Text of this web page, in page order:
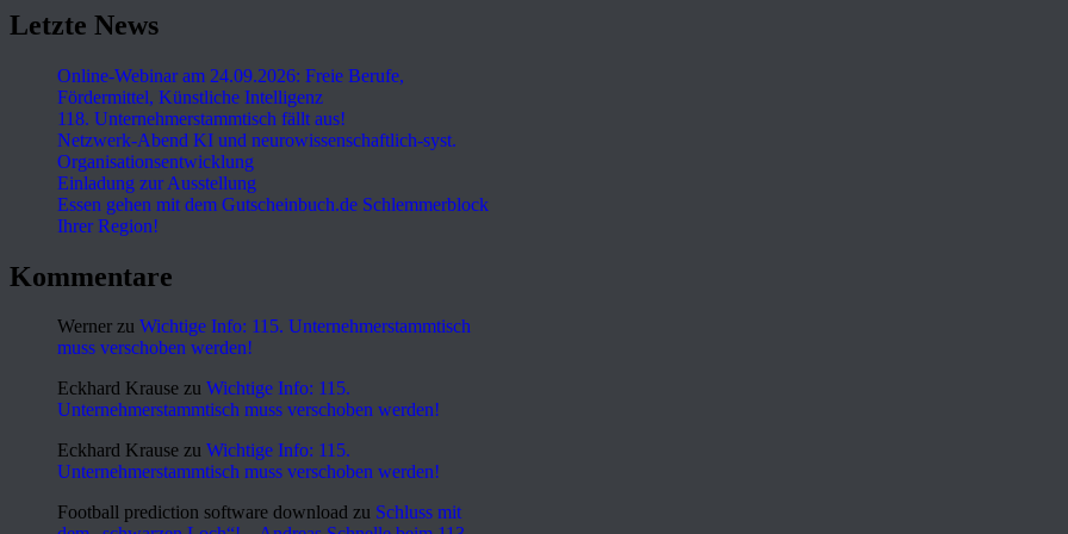
Letzte News
Online-Webinar am 24.09.2026: Freie Berufe,
Fördermittel, Künstliche Intelligenz
118. Unternehmerstammtisch fällt aus!
Netzwerk-Abend KI und neurowissenschaftlich-syst.
Organisationsentwicklung
Einladung zur Ausstellung
Essen gehen mit dem Gutscheinbuch.de Schlemmerblock
Ihrer Region!
Kommentare
Werner zu Wichtige Info: 115. Unternehmerstammtisch
muss verschoben werden!
Eckhard Krause zu Wichtige Info: 115.
Unternehmerstammtisch muss verschoben werden!
Eckhard Krause zu Wichtige Info: 115.
Unternehmerstammtisch muss verschoben werden!
Football prediction software download zu Schluss mit